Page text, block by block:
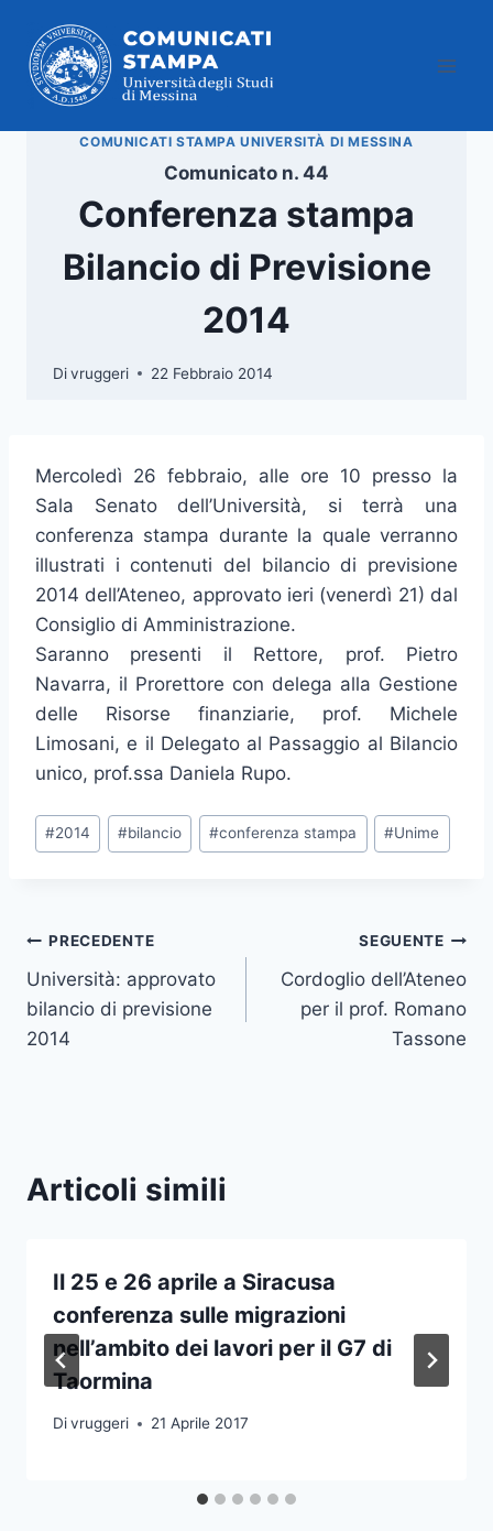
contenuto
COMUNICATI STAMPA UNIVERSITÀ DI MESSINA
Comunicato n. 44
Conferenza stampa
Bilancio di Previsione
2014
Divruggeri 22 Febbraio 2014
Mercoledì 26 febbraio, alle ore 10 presso la
Sala Senato dell’Università, si terrà una
conferenza stampa durante la quale verranno
illustrati i contenuti del bilancio di previsione
2014 dell’Ateneo, approvato ieri (venerdì 21) dal
Consiglio di Amministrazione.
Saranno presenti il Rettore, prof. Pietro
Navarra, il Prorettore con delega alla Gestione
delle Risorse finanziarie, prof. Michele
Limosani, e il Delegato al Passaggio al Bilancio
unico, prof.ssa Daniela Rupo.
Tag
articolo:
#2014 #bilancio #conferenza stampa #Unime
Navigazione
articoli
PRECEDENTE
Università: approvato
bilancio di previsione
2014
SEGUENTE
Cordoglio dell’Ateneo
per il prof. Romano
Tassone
Articoli simili
Il 25 e 26 aprile a Siracusa
conferenza sulle migrazioni
nell’ambito dei lavori per il G7 di
Taormina
Divruggeri 21 Aprile 2017